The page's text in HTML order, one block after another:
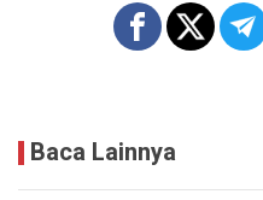
Baca Lainnya